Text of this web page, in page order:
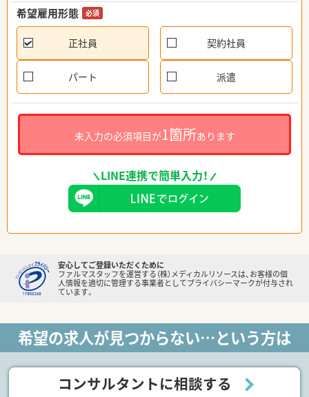
希望雇用形態 必須
正社員 契約社員
パート 派遣
未入力の必須項目が1箇所あります
LINE連携で簡単入力！
安心してご登録いただくために
ファルマスタッフを運営する（株）メディカルリソースは、お客様の個
人情報を適切に管理する事業者としてプライバシーマークが付与され
ています。
希望の求人が見つからない…という方は
コンサルタントに相談する